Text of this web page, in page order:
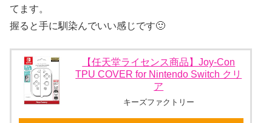
てます。
握ると手に馴染んでいい感じです🙂
【任天堂ライセンス商品】Joy-Con
TPU COVER for Nintendo Switch クリ
ア
キーズファクトリー